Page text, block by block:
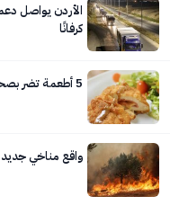
كرفانًا
5 أطعمة تضر بصحة المعدة
واقع مناخي جديد